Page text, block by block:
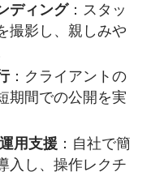
ディング：スタッ
撮影し、親しみや
：クライアントの
期間での公開を実
用支援 ：自社で簡
入し、操作レクチ